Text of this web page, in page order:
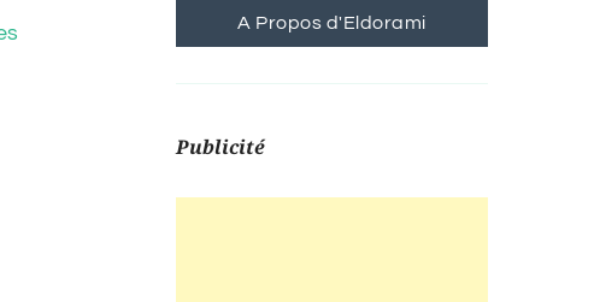
A Propos d'Eldorami
Publicité